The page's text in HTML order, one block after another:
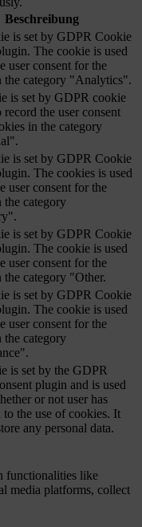
Beschreibung
is set by GDPR Cookie
The cookie is used
user consent for the
the category "Analytics".
is set by GDPR cookie
record the user consent
in the category
is set by GDPR Cookie
The cookies is used
user consent for the
the category
is set by GDPR Cookie
The cookie is used
user consent for the
the category "Other.
is set by GDPR Cookie
The cookie is used
user consent for the
the category
is set by the GDPR
plugin and is used
or not user has
to the use of cookies. It
any personal data.
functionalities like
media platforms, collect